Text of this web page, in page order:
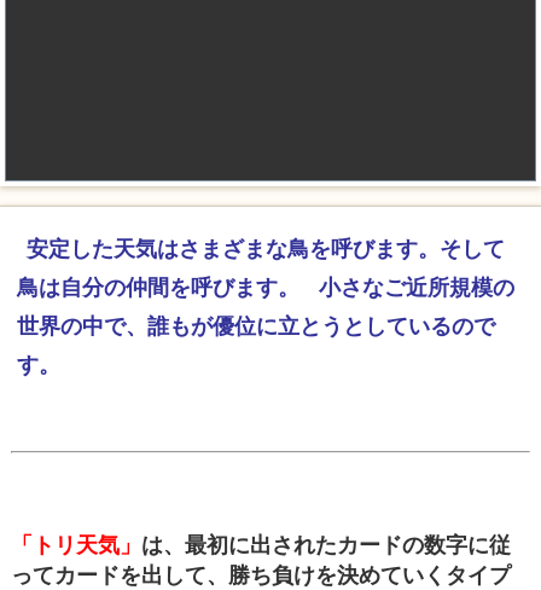
安定した天気はさまざまな鳥を呼びます。そして
鳥は自分の仲間を呼びます。
小さなご近所規模の
世界の中で、誰もが優位に立とうとしているので
す。
「トリ天気」 は、最初に出されたカードの数字に従
ってカードを出して、勝ち負けを決めていくタイプ